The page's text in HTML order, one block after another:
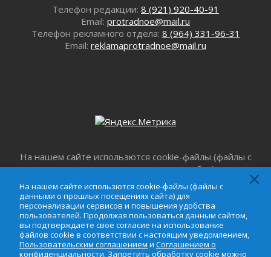
02 августа 2026
В Ивангороде появилась «Избушка-
воробушка»
02 августа 2026
В Ленобласти открылась экспозиция к 150-
Лето без гаджетов
Болезнь девственниц и вампиров
01 августа 2026
Безмолвный крик о помощи
01 августа 2026
В музей всей семьёй
Телефон редакции: 8 (921) 920-40-91
Email: protradnoe@mail.ru
Телефон рекламного отдела: 8 (964) 331-96-31
Email: reklamaprotradnoe@mail.ru
На нашем сайте использются cookie-файлы (файлы с
данными о прошлых посещениях сайта) для
персонализации сервисов и повышения удобства
пользователей. Продолжая пользоваться данным
сайтом, вы подтверждаете свое согласие на
использование файлов cookie в соответствии с
настоящим уведомлением,Пользовательским
соглашениемиСоглашением о
конфиденциальности. Запретить обработку cookie
На нашем сайте использются cookie-файлы (файлы с
данными о прошлых посещениях сайта) для
персонализации сервисов и повышения удобства
пользователей. Продолжая пользоваться данным сайтом,
вы подтверждаете свое согласие на использование
файлов cookie в соответствии с настоящим уведомлением,
Пользовательским соглашением и Соглашением о
конфиденциальности. Запретить обработку cookie можно